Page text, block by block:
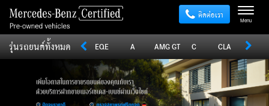
ติดต่อเรา Menu
รุ่นรถยนต์ทั้งหมด
Sprinter V Vito EQE A AMG GT C CLA CLE